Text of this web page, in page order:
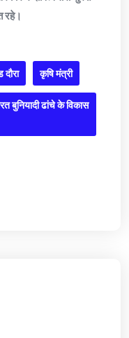
रहे।
दौरा कृषि मंत्री
बुनियादी ढांचे के विकास